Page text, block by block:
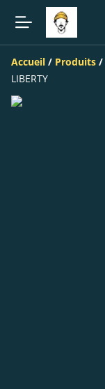
Accueil / Produits /
LIBERTY